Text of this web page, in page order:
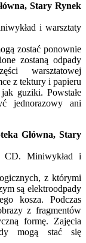
Stary Rynek
i warsztaty
zostać ponownie
zostaną odpady
warsztatowej
z tektury i papieru
guziki. Powstałe
jednorazowy ani
Główna, Stary
CD. Miniwykład i
z którymi
są elektroodpady
kosza. Podczas
z fragmentów
formę. Zajęcia
mogą stać się